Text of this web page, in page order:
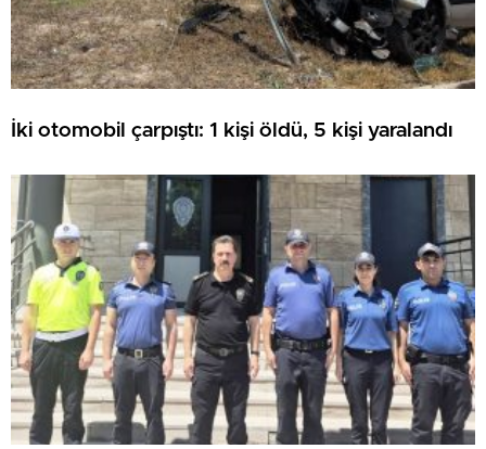
İki otomobil çarpıştı: 1 kişi öldü, 5 kişi yaralandı